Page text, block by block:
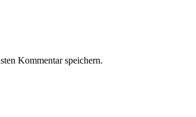
Kommentar speichern.